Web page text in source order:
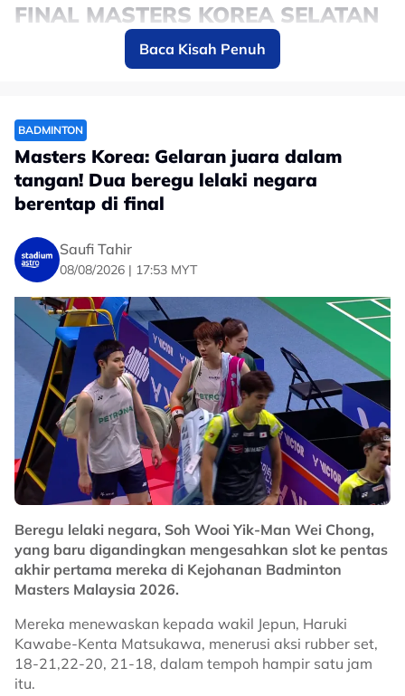
FINAL MASTERS KOREA SELATAN
2026: INFO SIARAN LANGSUNG
(LIVE STREAMING) SOH WOOI
WUN-YAP ROY KING
Tarikh: 9 Ogos 2026 (Ahad)
Saluran: Astro Badminton (815)
Masa: Bermula 10 pagi
Anda juga boleh strim menerusi
dan maklumat terkini di Stadium Astro!
No node context available.
Related Topics
#badminton #Masters Korea
Baca Kisah Penuh
BADMINTON
Masters Korea: Gelaran juara dalam
tangan! Dua beregu lelaki negara
berentap di final
Saufi Tahir
08/08/2026 | 17:53 MYT
Beregu lelaki negara, Soh Wooi Yik-Man Wei Chong,
yang baru digandingkan mengesahkan slot ke pentas
akhir pertama mereka di Kejohanan Badminton
Masters Malaysia 2026.
Mereka menewaskan kepada wakil Jepun, Haruki
Kawabe-Kenta Matsukawa, menerusi aksi rubber set,
18-21,22-20, 21-18, dalam tempoh hampir satu jam
itu.